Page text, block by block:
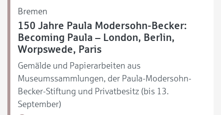
Bremen
150 Jahre Paula Modersohn-Becker:
Becoming Paula – London, Berlin,
Worpswede, Paris
Gemälde und Papierarbeiten aus
Museumssammlungen, der Paula-Modersohn-
Becker-Stiftung und Privatbesitz (bis 13.
September)